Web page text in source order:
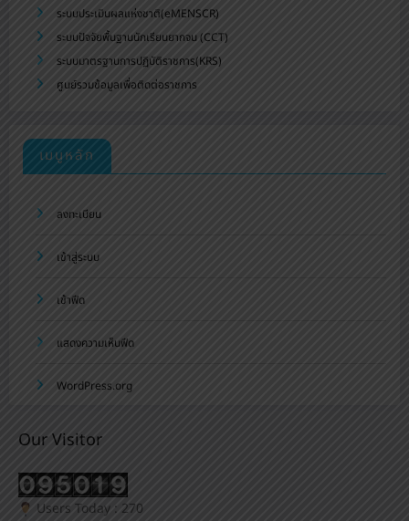
ระบบประเมินผลแห่งชาติ(eMENSCR)
ระบบปัจจัยพื้นฐานนักเรียนยากจน (CCT)
ระบบมาตรฐานการปฏิบัติราชการ(KRS)
ศูนย์รวมข้อมูลเพื่อติดต่อราชการ
เมนูหลัก
ลงทะเบียน
เข้าสู่ระบบ
เข้าฟีด
แสดงความเห็นฟีด
WordPress.org
Our Visitor
Users Today : 270